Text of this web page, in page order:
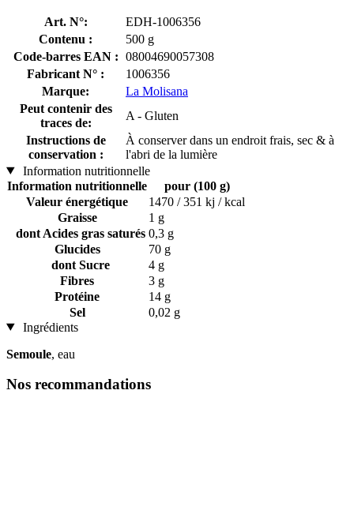
Art. N°:
EDH-1006356
Contenu :
500 g
Code-barres EAN : 08004690057308
Fabricant N° :
1006356
Marque:
La Molisana
Peut contenir des
traces de:
A - Gluten
Instructions de
conservation :
À conserver dans un endroit frais, sec & à
l'abri de la lumière
Information nutritionnelle
Information nutritionnelle
pour (100 g)
Valeur énergétique
1470 / 351 kj / kcal
Graisse
1 g
dont Acides gras saturés 0,3 g
Glucides
70 g
dont Sucre
4 g
Fibres
3 g
Protéine
14 g
Sel
0,02 g
Ingrédients
Semoule, eau
Nos recommandations